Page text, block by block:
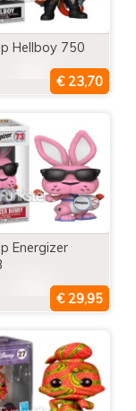
Hellboy 750
Energizer